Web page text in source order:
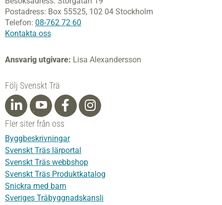
Postadress: Box 55525, 102 04 Stockholm
Telefon: 08-762 72 60
Kontakta oss
Ansvarig utgivare: Lisa Alexandersson
Följ Svenskt Trä
Fler siter från oss
Byggbeskrivningar
Svenskt Träs lärportal
Svenskt Träs webbshop
Svenskt Träs Produktkatalog
Snickra med barn
Sveriges Träbyggnadskansli